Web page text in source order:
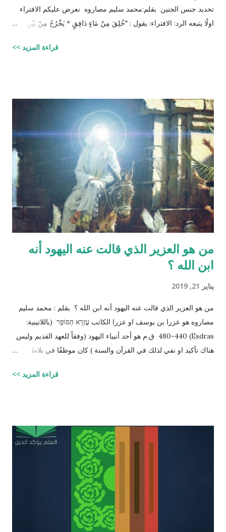
تحديد جنس الجنين بقلم:محمد سليم مصاروه نعرض عليكم الافتراء
اولًا يتبعه الرد: الافتراء: يقول : "خُلِقَ مِنْ مَاءٍ دَافِقٍ * يَخْرُجُ مِنْ بَيْنِ
المنطقة الصدرية عندها ( الترائب ) , و لا يتكون مني الرجل من منطقته
الصدريّة أيضاً ( الصلب ) هو يتكون في الخصيتين خارج البطن بعيداً عن
منطقة الصدر !! وهذا ايضاً حديث صحيح يوضح مقصد الآية اكثر :" ماء
الرجل أبيض وماء المرأة أصفر، فإذا اجتمعا فعلا مني الرجل مني
المرأة أذكرا بإذن الله، وإذا علا مني المرأة مني الرجل أنثا بإذن الله "
صحيح مسلم ‪http://fatwa.islamweb.net/fatwa/index.php?
page=sh...
قراءة المزيد >>
من هو العزير الذي قالت عنه اليهود أنه
ابن الله ؟
يناير 21, 2019
من هو العزير الذي قالت عنه اليهود أنه ابن الله ؟ بقلم : محمد سليم
مصاروه هو عزرا بن يوسف او عزرا الكاتب עֶזְרָא הַסּוֹפֵר (باللاتينية:
Esdras) 480-440 ق.م هو أحد أنبياء اليهود (وفقاً للعهد القديم وليس
هناك تأكيد او نفي لذلك في القرآن والسنة ) كان موظفًا في بلاط
اليهودية وكان ملماً بالتوراة ومدرساً لتعاليمها وكذلك كان كاتباً ماهراً
تعاليمها وطهر المجتمع اليهودي من الزواج المختلط، ولهذه الأسباب
يحتل عزرا الكاتب مكانه عاليه جداً في الإرث الديني اليهود وقصته
مذكوره في ( سفر عزرا ) في العهد القديم ونجد في ملاحق الشروحات
اليهوديه للمشناه والمعروفه باسم ( توسفتا ) תוספתא نجد رأياً يُزعم ان
عزرا الكاتب كان مستحقاً لان تتنزل عليه التوراه لولا ان موسى عليه
السلام سبقه ! כי ראויה הייתה התורה להינתן על י...
قراءة المزيد >>